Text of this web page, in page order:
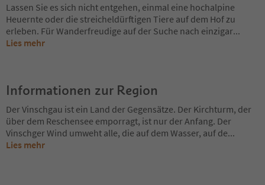
Lassen Sie es sich nicht entgehen, einmal eine hochalpine
Heuernte oder die streicheldürftigen Tiere auf dem Hof zu
erleben. Für Wanderfreudige auf der Suche nach einzigar...
Lies mehr
Informationen zur Region
Der Vinschgau ist ein Land der Gegensätze. Der Kirchturm, der
über dem Reschensee emporragt, ist nur der Anfang. Der
Vinschger Wind umweht alle, die auf dem Wasser, auf de...
Lies mehr